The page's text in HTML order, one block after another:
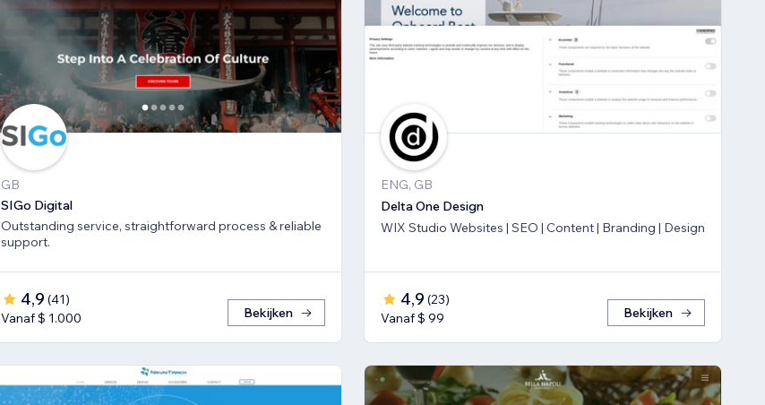
GB
SIGo Digital
Outstanding service, straightforward process & reliable
support.
4,9 (41)
Vanaf $ 1.000
Bekijken
ENG, GB
Delta One Design
WIX Studio Websites | SEO | Content | Branding | Design
4,9 (23)
Vanaf $ 99
Bekijken